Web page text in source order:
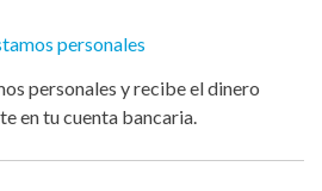
personales
personales y recibe el dinero
en tu cuenta bancaria.